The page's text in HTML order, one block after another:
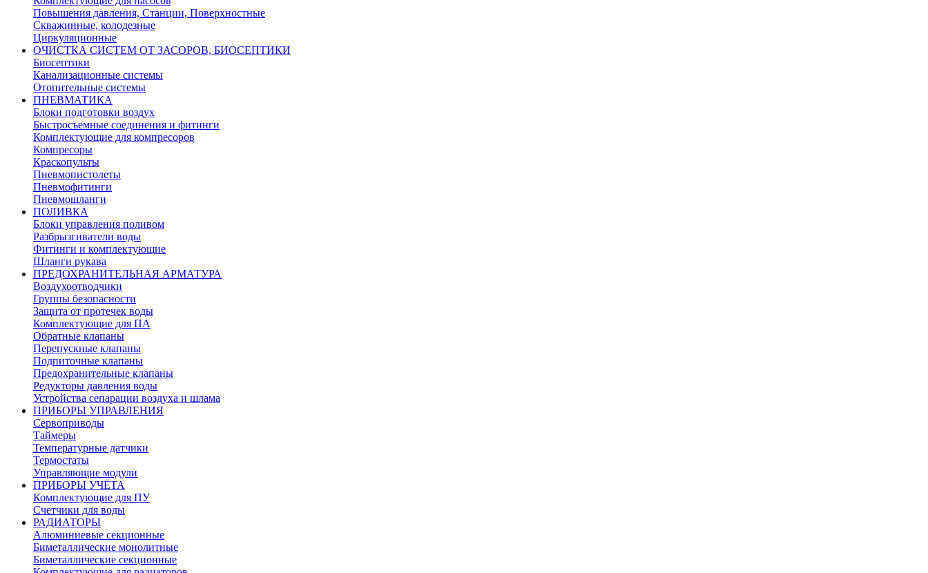
Повышения давления, Станции, Поверхностные
Скважинные, колодезные
Циркуляционные
ОЧИСТКА СИСТЕМ ОТ ЗАСОРОВ, БИОСЕПТИКИ
Биосептики
Канализационные системы
Отопительные системы
ПНЕВМАТИКА
Блоки подготовки воздух
Быстросъемные соединения и фитинги
Комплектующие для компресоров
Компресоры
Краскопульты
Пневмопистолеты
Пневмофитинги
Пневмошланги
ПОЛИВКА
Блоки управления поливом
Разбрызгиватели воды
Фитинги и комплектующие
Шланги рукава
ПРЕДОХРАНИТЕЛЬНАЯ АРМАТУРА
Воздухоотводчики
Группы безопасности
Защита от протечек воды
Комплектующие для ПА
Обратные клапаны
Перепускные клапаны
Подпиточные клапаны
Предохранительные клапаны
Редукторы давления воды
Устройства сепарации воздуха и шлама
ПРИБОРЫ УПРАВЛЕНИЯ
Сервоприводы
Таймеры
Температурные датчики
Термостаты
Управляющие модули
ПРИБОРЫ УЧЁТА
Комплектующие для ПУ
Счетчики для воды
РАДИАТОРЫ
Алюминиевые секционные
Биметаллические монолитные
Биметаллические секционные